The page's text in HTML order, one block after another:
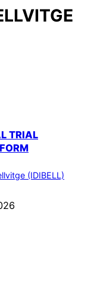
TRIAL
(IDIBELL)